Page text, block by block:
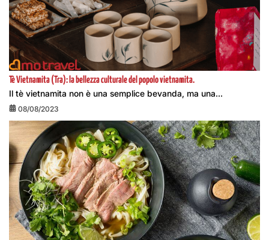
Tè Vietnamita (Tra): la bellezza culturale del popolo vietnamita.
Il tè vietnamita non è una semplice bevanda, ma una...
08/08/2023